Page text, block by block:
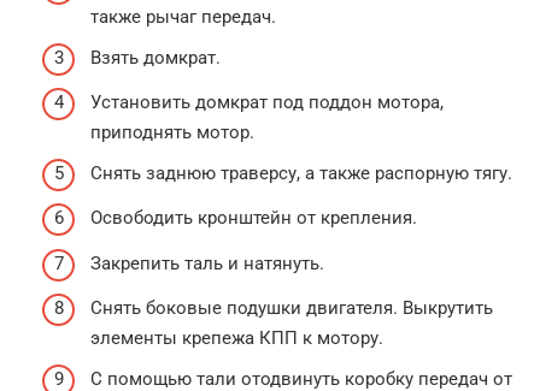
также рычаг передач.
Взять домкрат.
Установить домкрат под поддон мотора,
приподнять мотор.
Снять заднюю траверсу, а также распорную тягу.
Освободить кронштейн от крепления.
Закрепить таль и натянуть.
Снять боковые подушки двигателя. Выкрутить
элементы крепежа КПП к мотору.
С помощью тали отодвинуть коробку передач от